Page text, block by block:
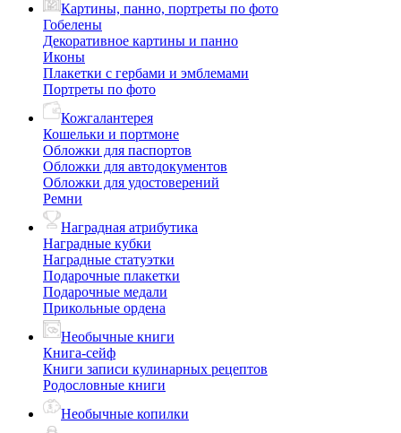
Картины, панно, портреты по фото
Гобелены
Декоративное картины и панно
Иконы
Плакетки с гербами и эмблемами
Портреты по фото
Кожгалантерея
Кошельки и портмоне
Обложки для паспортов
Обложки для автодокументов
Обложки для удостоверений
Ремни
Наградная атрибутика
Наградные кубки
Наградные статуэтки
Подарочные плакетки
Подарочные медали
Прикольные ордена
Необычные книги
Книга-сейф
Книги записи кулинарных рецептов
Родословные книги
Необычные копилки